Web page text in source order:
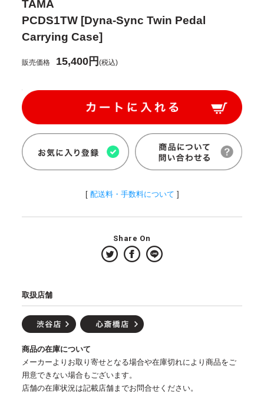
TAMA
PCDS1TW [Dyna-Sync Twin Pedal
Carrying Case]
販売価格 15,400円(税込)
[ 配送料・手数料について ]
Share On
取扱店舗
商品の在庫について
メーカーよりお取り寄せとなる場合や在庫切れにより商品をご
用意できない場合もございます。
店舗の在庫状況は記載店舗までお問合せください。